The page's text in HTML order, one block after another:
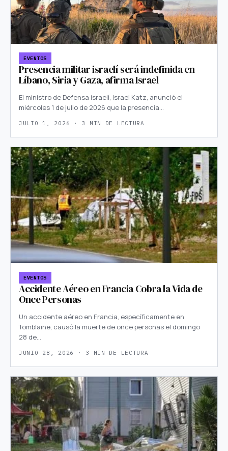
EVENTOS
Presencia militar israelí será indefinida en
Líbano, Siria y Gaza, afirma Israel
El ministro de Defensa israelí, Israel Katz, anunció el
miércoles 1 de julio de 2026 que la presencia…
JULIO 1, 2026 · 3 MIN DE LECTURA
EVENTOS
Accidente Aéreo en Francia Cobra la Vida de
Once Personas
Un accidente aéreo en Francia, específicamente en
Tomblaine, causó la muerte de once personas el domingo
28 de…
JUNIO 28, 2026 · 3 MIN DE LECTURA